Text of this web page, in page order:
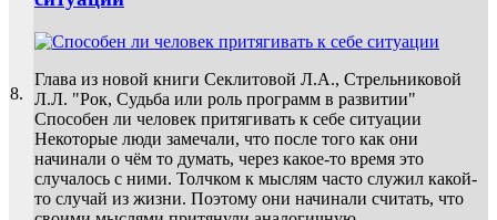
8.
Глава из новой книги Секлитовой Л.А., Стрельниковой
Л.Л. "Рок, Судьба или роль программ в развитии"
Способен ли человек притягивать к себе ситуации
Некоторые люди замечали, что после того как они
начинали о чём то думать, через какое-то время это
случалось с ними. Толчком к мыслям часто служил какой-
то случай из жизни. Поэтому они начинали считать, что